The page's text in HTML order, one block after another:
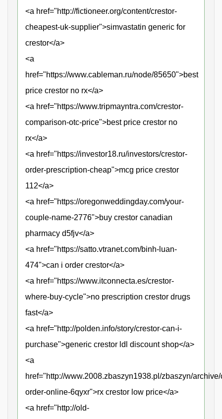
<a href="http://fictioneer.org/content/crestor-
cheapest-uk-supplier">simvastatin generic for
crestor</a>
<a
href="https://www.cableman.ru/node/85650">best
price crestor no rx</a>
<a href="https://www.tripmayntra.com/crestor-
comparison-otc-price">best price crestor no
rx</a>
<a href="https://investor18.ru/investors/crestor-
order-prescription-cheap">mcg price crestor
112</a>
<a href="https://oregonweddingday.com/your-
couple-name-2776">buy crestor canadian
pharmacy d5fjv</a>
<a href="https://satto.vtranet.com/binh-luan-
474">can i order crestor</a>
<a href="https://www.itconnecta.es/crestor-
where-buy-cycle">no prescription crestor drugs
fast</a>
<a href="http://polden.info/story/crestor-can-i-
purchase">generic crestor ldl discount shop</a>
<a
href="http://www.2008.zbaszyn1938.pl/zbaszyn/
order-online-6qyxr">rx crestor low price</a>
<a href="http://old-